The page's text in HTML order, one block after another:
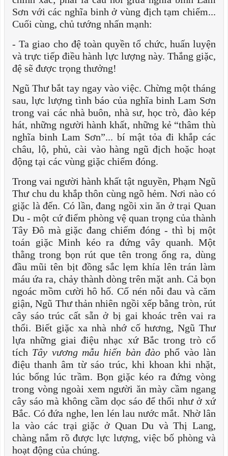
Sơn với các nghĩa binh ở vùng địch tạm chiếm...
Cuối cùng, chủ tướng nhấn mạnh:
- Ta giao cho đệ toàn quyền tổ chức, huấn luyện
và trực tiếp điều hành lực lượng này. Thắng giặc,
đệ sẽ được trọng thưởng!
Ngũ Thư bắt tay ngay vào việc. Chừng một tháng
sau, lực lượng tình báo của nghĩa binh Lam Sơn
trong vai các nhà buôn, nhà sư, học trò, đào kép
hát, những người hành khất, những kẻ “thâm thù
nghĩa binh Lam Sơn”... bí mật tỏa đi khắp các
châu, lộ, phủ, cài vào hàng ngũ địch hoặc hoạt
động tại các vùng giặc chiếm đóng.
Trong vai người hành khất tật nguyền, Phạm Ngũ
Thư chu du khắp thôn cùng ngõ hẻm. Nơi nào có
giặc là đến. Có lần, đang ngồi xin ăn ở trại Quan
Du - một cứ điểm phòng vệ quan trọng của thành
Tây Đô mà giặc đang chiếm đóng - thì bị một
toán giặc Minh kéo ra đứng vây quanh. Một
thằng trong bọn rút que tên trong ống ra, dùng
đầu mũi tên bịt đồng sắc lẹm khía lên trán làm
máu ứa ra, chảy thành dòng trên mặt anh. Cả bọn
ngoác mồm cười hô hố. Cố nén nỗi đau và căm
giận, Ngũ Thư thản nhiên ngồi xếp bằng tròn, rút
cây sáo trúc cất sẵn ở bị gai khoác trên vai ra
thổi. Biết giặc xa nhà nhớ cố hương, Ngũ Thư
lựa những giai điệu nhạc xứ Bắc trong trò cổ
tích Tây vương mẫu hiến bàn đàophổ vào làn
điệu thanh âm từ sáo trúc, khi khoan khi nhặt,
lúc bổng lúc trầm. Bọn giặc kéo ra đứng vòng
trong vòng ngoài xem người ăn mày cầm ngang
cây sáo mà không cầm dọc sáo để thổi như ở xứ
Bắc. Có đứa nghe, len lén lau nước mắt. Nhờ lân
la vào các trại giặc ở Quan Du và Thị Lang,
chàng nắm rõ được lực lượng, việc bố phòng và
hoạt động của chúng.